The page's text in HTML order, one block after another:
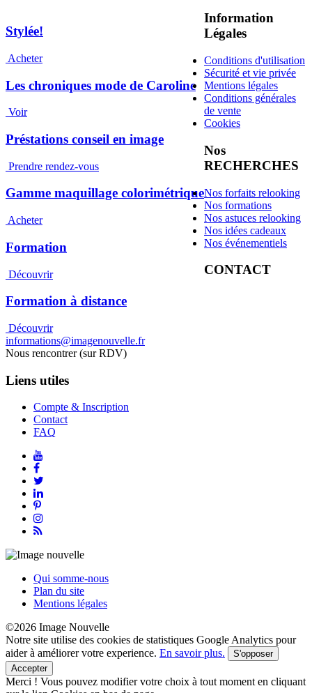
Stylée!
Acheter
Les chroniques mode de Caroline
Voir
Préstations conseil en image
Prendre rendez-vous
Gamme maquillage colorimétrique
Acheter
Formation
Découvrir
Formation à distance
Découvrir
Information
Légales
Conditions d'utilisation
Sécurité et vie privée
Mentions légales
Conditions générales
de vente
Cookies
Nos
RECHERCHES
Nos forfaits relooking
Nos formations
Nos astuces relooking
Nos idées cadeaux
Nos événementiels
CONTACT
informations@imagenouvelle.fr
Nous rencontrer (sur RDV)
Liens utiles
Compte & Inscription
Contact
FAQ
Qui somme-nous
Plan du site
Mentions légales
©2026 Image Nouvelle
Notre site utilise des cookies de statistiques Google Analytics pour
aider à améliorer votre experience. En savoir plus.
S'opposer
Accepter
Merci ! Vous pouvez modifier votre choix à tout moment en cliquant